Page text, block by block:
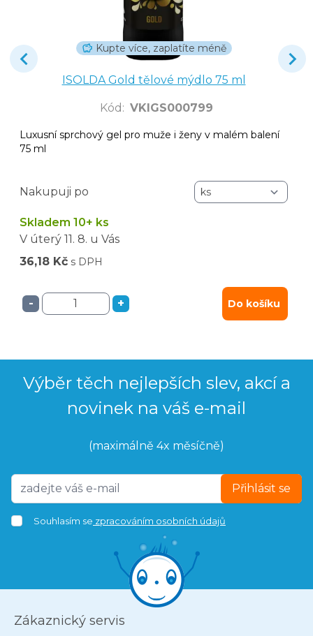
Kupte více, zaplatíte méně
ISOLDA Gold tělové mýdlo 75 ml
Kód : VKIGS000799
Luxusní sprchový gel pro muže i ženy v malém balení
75 ml
Nakupuji po
Skladem 10+ ks
V úterý 11. 8. u Vás
36,18 Kč s DPH
- + Do košíku
Výběr těch nejlepších slev, akcí a
novinek na váš e-mail
(maximálně 4x měsíčně)
Přihlásit se
Souhlasím se zpracováním osobních údajů
Zákaznický servis